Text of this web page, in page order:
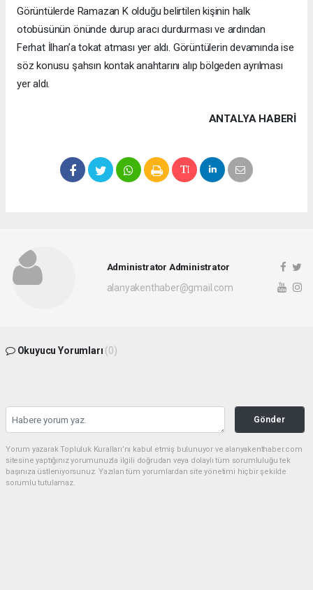
Görüntülerde Ramazan K olduğu belirtilen kişinin halk
otobüsünün önünde durup aracı durdurması ve ardından
Ferhat İlhan’a tokat atması yer aldı. Görüntülerin devamında ise
söz konusu şahsın kontak anahtarını alıp bölgeden ayrılması
yer aldı.
ANTALYA HABERİ
Administrator Administrator
alanyakenthaber@gmail.com
Okuyucu Yorumları (0)
Gönder
Yorum yazarak Topluluk Kuralları’nı kabul etmiş bulunuyor ve alanyakenthaber.com
sitesine yaptığınız yorumunuzla ilgili doğrudan veya dolaylı tüm sorumluluğu tek
başınıza üstleniyorsunuz. Yazılan tüm yorumlardan site yönetimi hiçbir şekilde
sorumlu tutulamaz.